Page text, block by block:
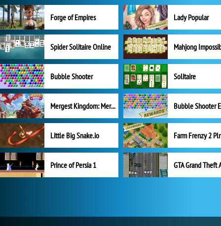
Forge of Empires Lady Popular
Spider Solitaire Online Mahjong
Bubble Shooter Solitaire
Mergest Kingdom: Merge Puzzle
Little Big Snake.io
Prince of Persia 1 GTA Grand Theft